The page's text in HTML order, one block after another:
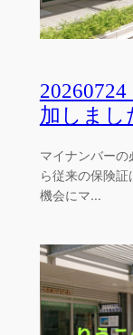
加しまし
マイナンバー
ら従来の保険
機会にマ…